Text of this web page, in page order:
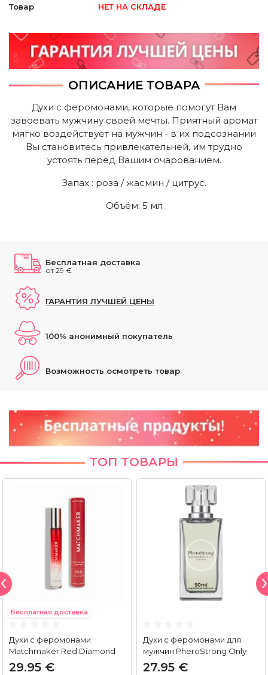
Товар НЕТ НА СКЛАДЕ
ОПИСАНИЕ ТОВАРА
Духи с феромонами, которые помогут Вам
завоевать мужчину своей мечты. Приятный аромат
мягко воздействует на мужчин - в их подсознании
Вы становитесь привлекательней, им трудно
устоять перед Вашим очарованием.
Запах : роза / жасмин / цитрус.
Объём: 5 мл
Бесплатная доставка
от 29 €
ГАРАНТИЯ ЛУЧШЕЙ ЦЕНЫ
100% анонимный покупатель
Возможность осмотреть товар
ТОП ТОВАРЫ
Бесплатная доставка
Духи с феромонами
Matchmaker Red Diamond
(10 мл)
29.95 €
Духи с феромонами для
мужчин PheroStrong Only
For Men (50...
27.95 €